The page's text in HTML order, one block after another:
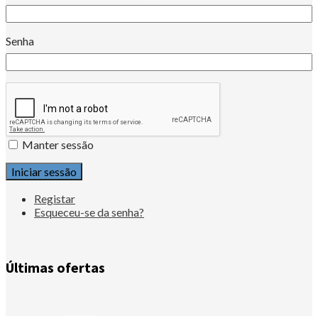
Senha
Manter sessão
Iniciar sessão
Registar
Esqueceu-se da senha?
Últimas ofertas